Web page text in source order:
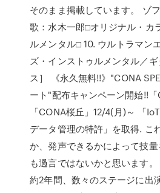
そのまま掲載しています。 ゾ
歌：水木一郎□オリジナル・カ
ルメンタル□ 10. ウルトラマン
ズ・インストゥルメンタル／
ス］ 《永久無料!!》"CONA
ート"配布キャンペーン開始!!「
「CONA桜丘」12/4(月)～ 「
データ管理の特許」を取得. こ
か、発声できるかによって技
も過言ではないかと思います
約2年間、数々のステージに出